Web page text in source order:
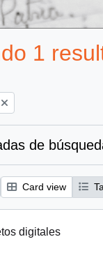
1
de
Card view
digitales